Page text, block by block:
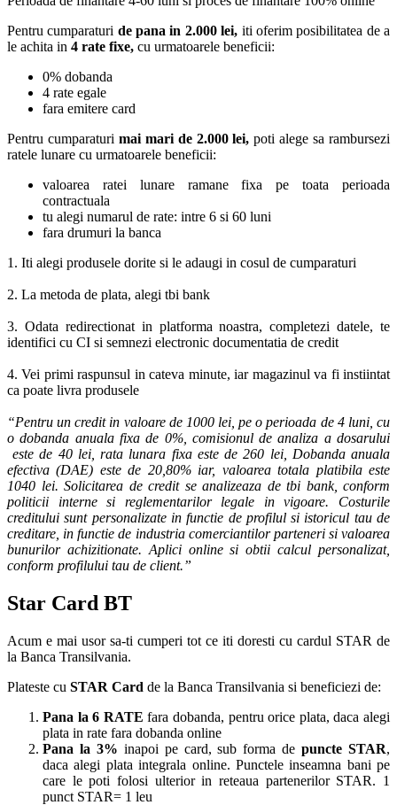
Pentru cumparaturi de pana in 2.000 lei, iti oferim posibilitatea de a
le achita in 4 rate fixe, cu urmatoarele beneficii:
0% dobanda
4 rate egale
fara emitere card
Pentru cumparaturi mai mari de 2.000 lei, poti alege sa rambursezi
ratele lunare cu urmatoarele beneficii:
valoarea ratei lunare ramane fixa pe toata perioada
contractuala
tu alegi numarul de rate: intre 6 si 60 luni
fara drumuri la banca
1. Iti alegi produsele dorite si le adaugi in cosul de cumparaturi
2. La metoda de plata, alegi tbi bank
3. Odata redirectionat in platforma noastra, completezi datele, te
identifici cu CI si semnezi electronic documentatia de credit
4. Vei primi raspunsul in cateva minute, iar magazinul va fi instiintat
ca poate livra produsele
“Pentru un credit in valoare de 1000 lei, pe o perioada de 4 luni, cu
o dobanda anuala fixa de 0%, comisionul de analiza a dosarului
este de 40 lei, rata lunara fixa este de 260 lei, Dobanda anuala
efectiva (DAE) este de 20,80% iar, valoarea totala platibila este
1040 lei. Solicitarea de credit se analizeaza de tbi bank, conform
politicii interne si reglementarilor legale in vigoare. Costurile
creditului sunt personalizate in functie de profilul si istoricul tau de
creditare, in functie de industria comerciantilor parteneri si valoarea
bunurilor achizitionate. Aplici online si obtii calcul personalizat,
conform profilului tau de client.”
Star Card BT
Acum e mai usor sa-ti cumperi tot ce iti doresti cu cardul STAR de
la Banca Transilvania.
Plateste cu STAR Card de la Banca Transilvania si beneficiezi de:
Pana la 6 RATE fara dobanda, pentru orice plata, daca alegi
plata in rate fara dobanda online
Pana la 3% inapoi pe card, sub forma depuncte STAR,
daca alegi plata integrala online. Punctele inseamna bani pe
care le poti folosi ulterior in reteaua partenerilor STAR. 1
punct STAR= 1 leu